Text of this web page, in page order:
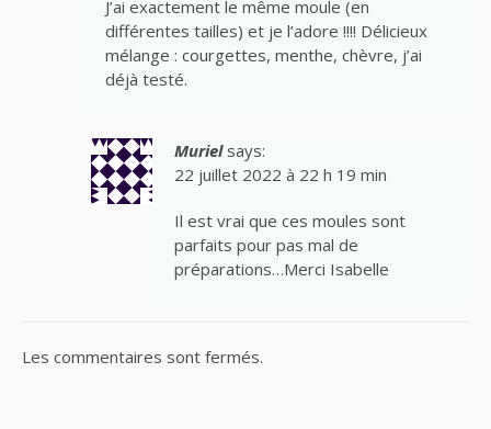
J’ai exactement le même moule (en
différentes tailles) et je l’adore !!!! Délicieux
mélange : courgettes, menthe, chèvre, j’ai
déjà testé.
Muriel says:
22 juillet 2022 à 22 h 19 min
Il est vrai que ces moules sont
parfaits pour pas mal de
préparations…Merci Isabelle
Les commentaires sont fermés.